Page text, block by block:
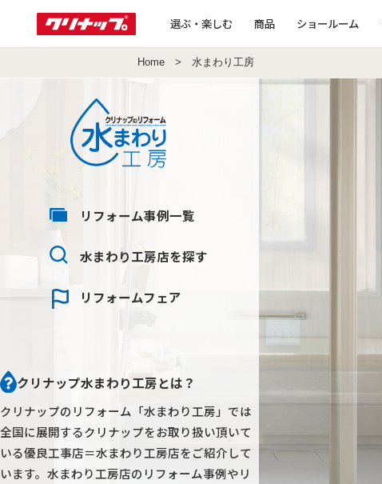
選ぶ・楽しむ 商品 ショールーム
Home > 水まわり工房
リフォーム事例一覧
水まわり工房店を探す
リフォームフェア
クリナップ水まわり工房とは？
クリナップのリフォーム「水まわり工房」では
全国に展開するクリナップをお取り扱い頂いて
いる優良工事店＝水まわり工房店をご紹介して
います。 水まわり工房店のリフォーム事例やリ